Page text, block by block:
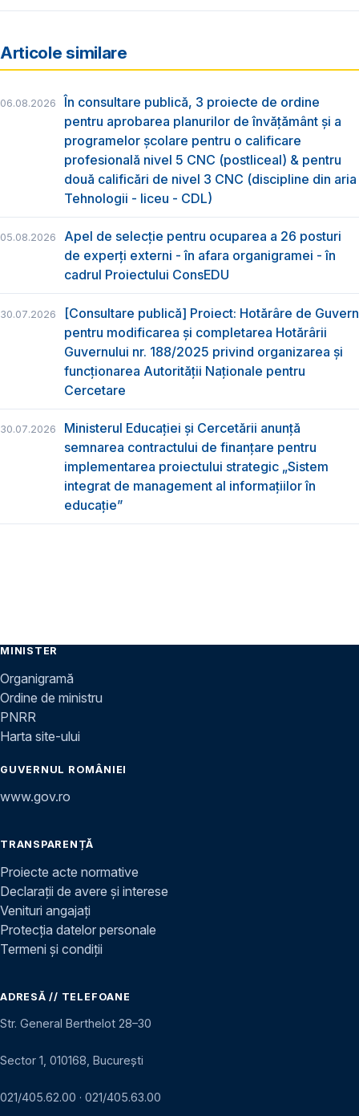
Articole similare
06.08.2026
În consultare publică, 3 proiecte de ordine
pentru aprobarea planurilor de învățământ și a
programelor școlare pentru o calificare
profesională nivel 5 CNC (postliceal) & pentru
două calificări de nivel 3 CNC (discipline din aria
Tehnologii - liceu - CDL)
05.08.2026
Apel de selecție pentru ocuparea a 26 posturi
de experți externi - în afara organigramei - în
cadrul Proiectului ConsEDU
30.07.2026
[Consultare publică] Proiect: Hotărâre de Guvern
pentru modificarea și completarea Hotărârii
Guvernului nr. 188/2025 privind organizarea şi
funcţionarea Autorităţii Naţionale pentru
Cercetare
30.07.2026
Ministerul Educației și Cercetării anunță
semnarea contractului de finanțare pentru
implementarea proiectului strategic „Sistem
integrat de management al informațiilor în
educație”
MINISTER
Organigramă
Ordine de ministru
PNRR
Harta site-ului
GUVERNUL ROMÂNIEI
www.gov.ro
TRANSPARENȚĂ
Proiecte acte normative
Declarații de avere și interese
Venituri angajați
Protecția datelor personale
Termeni și condiții
ADRESĂ // TELEFOANE
Str. General Berthelot 28–30
Sector 1, 010168, București
021/405.62.00 · 021/405.63.00